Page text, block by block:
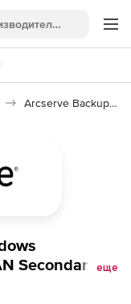
Arcserve Backup 18.0
Secondary
еще